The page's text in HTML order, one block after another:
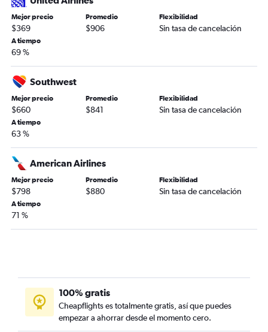
Mejor precio
$369
Promedio
$906
Flexibilidad
Sin tasa de cancelación
A tiempo
69 %
Southwest
Mejor precio
$660
Promedio
$841
Flexibilidad
Sin tasa de cancelación
A tiempo
63 %
American Airlines
Mejor precio
$798
Promedio
$880
Flexibilidad
Sin tasa de cancelación
A tiempo
71 %
100% gratis
Cheapflights es totalmente gratis, así que puedes
empezar a ahorrar desde el momento cero.